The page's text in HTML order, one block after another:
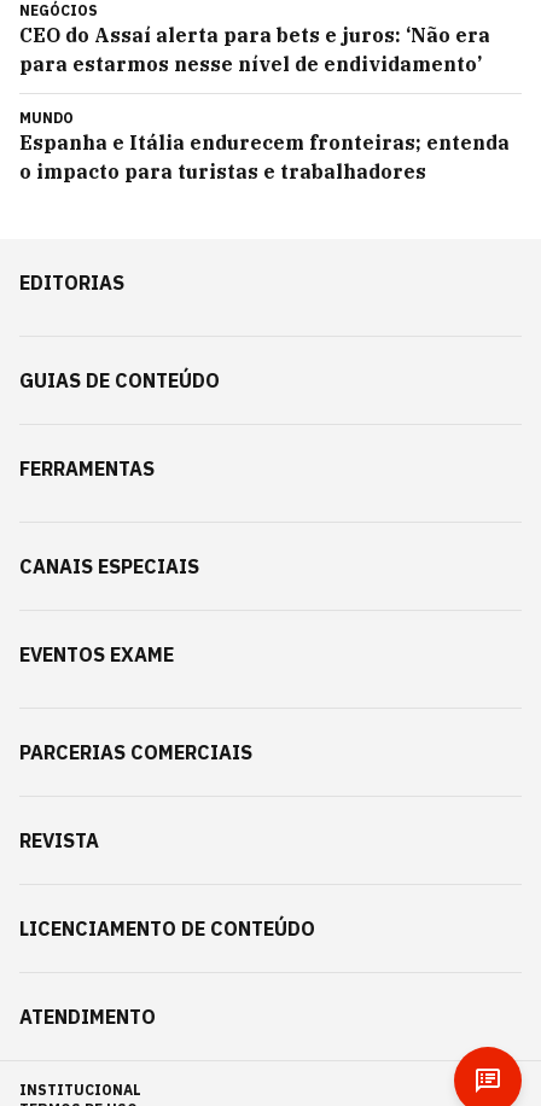
NEGÓCIOS
CEO do Assaí alerta para bets e juros: ‘Não era
para estarmos nesse nível de endividamento’
MUNDO
Espanha e Itália endurecem fronteiras; entenda
o impacto para turistas e trabalhadores
EDITORIAS
GUIAS DE CONTEÚDO
FERRAMENTAS
CANAIS ESPECIAIS
EVENTOS EXAME
PARCERIAS COMERCIAIS
REVISTA
LICENCIAMENTO DE CONTEÚDO
ATENDIMENTO
INSTITUCIONAL